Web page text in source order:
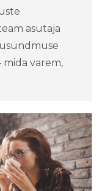
asutaja
varem,